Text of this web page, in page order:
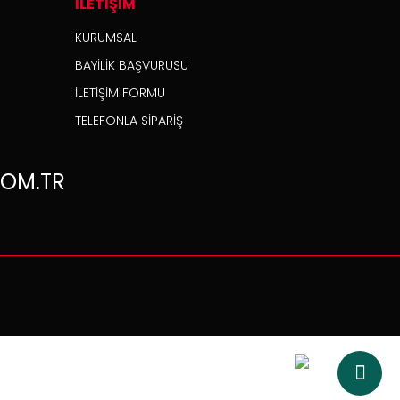
KURUMSAL
BAYİLİK BAŞVURUSU
İLETİŞİM FORMU
TELEFONLA SİPARİŞ